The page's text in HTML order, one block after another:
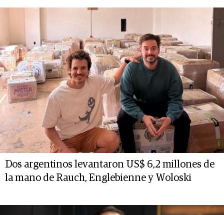
Dos argentinos levantaron US$ 6,2 millones de
la mano de Rauch, Englebienne y Woloski